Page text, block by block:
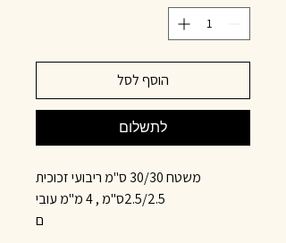
הוסף לסל
לתשלום
משטח 30/30 ס"מ ריבועי זכוכית
2.5/2.5ס"מ , 4 מ"מ עובי
ם